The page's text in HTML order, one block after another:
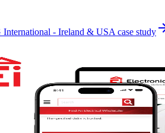
- Ireland & USA case study